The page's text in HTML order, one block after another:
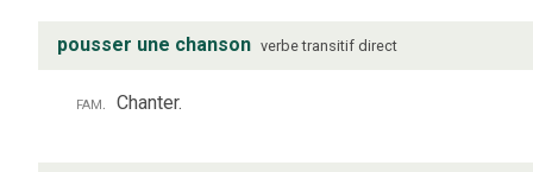
pousser une chanson verbe transitif direct
fam. Chanter.